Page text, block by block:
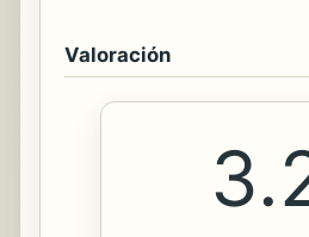
Valoración